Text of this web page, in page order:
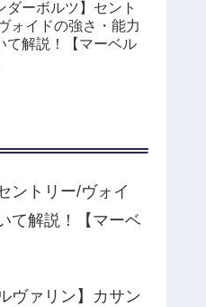
ダーボルツ】セント
ォイドの強さ・能力
て解説！【マーベル
ントリー/ヴォイ
て解説！【マーベ
ヴァリン】カサン